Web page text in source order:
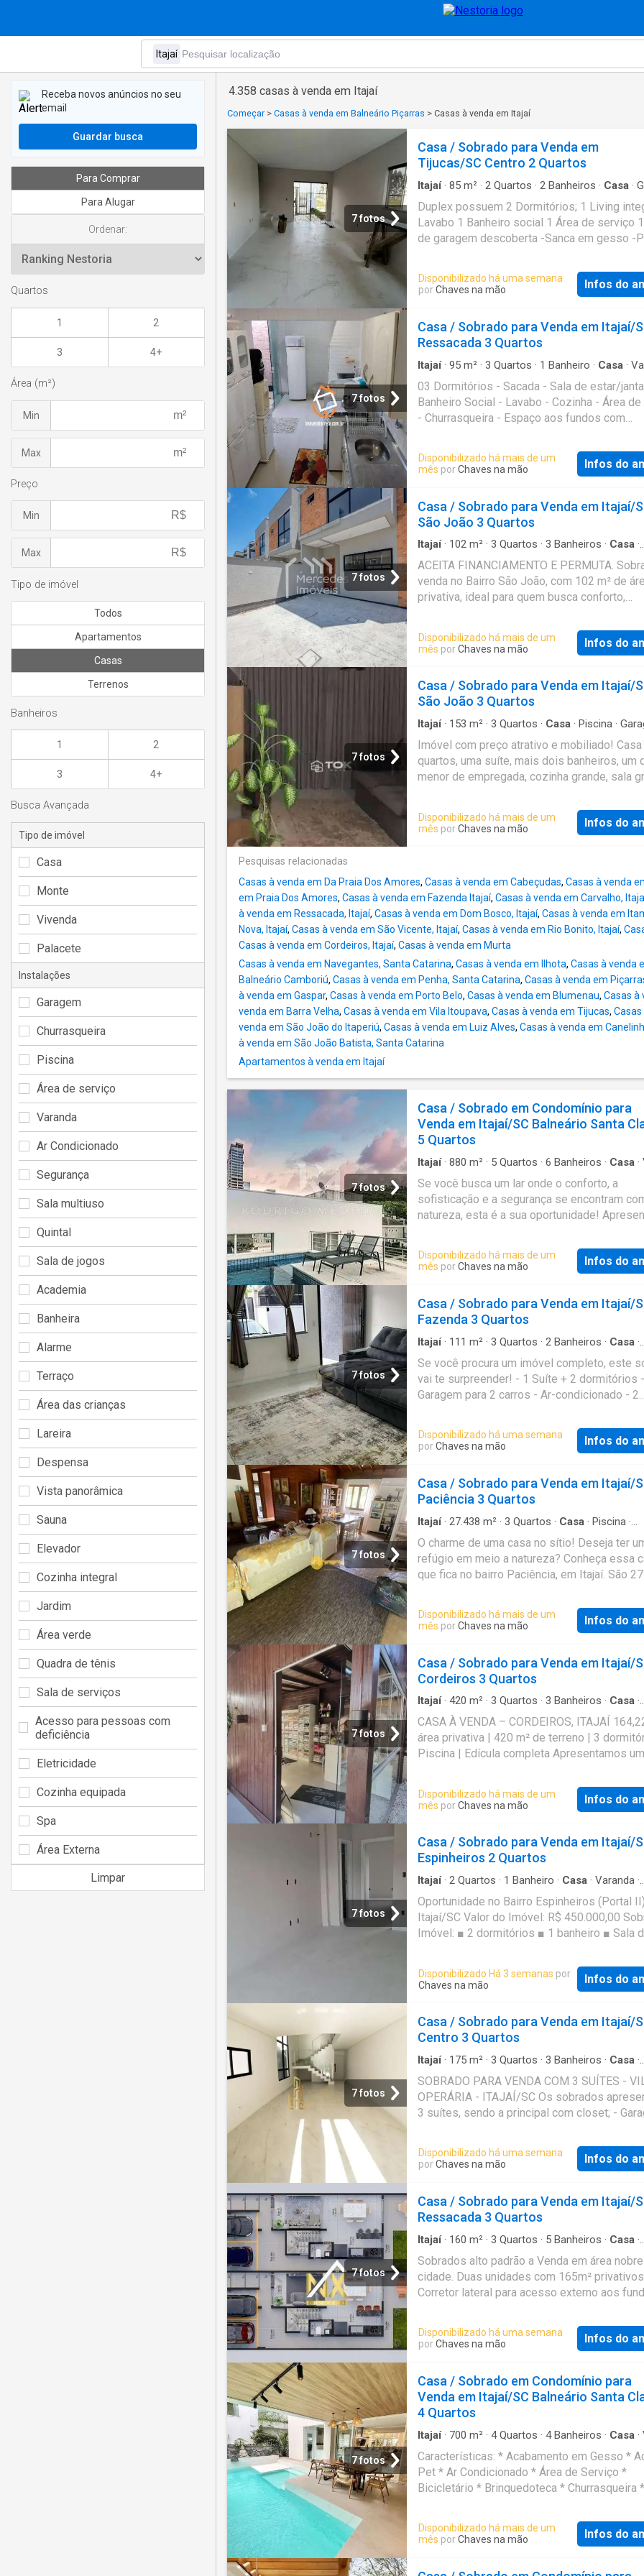
4.358 casas à venda em Itajaí
Começar > Casas à venda em Balneário Piçarras > Casas à venda em Itajaí
7 fotos
Casa / Sobrado para Venda em
Tijucas/SC Centro 2 Quartos
Itajaí · 85 m² · 2 Quartos · 2 Banheiros · Casa ·
Duplex possuem 2 Dormitórios; 1 Living
Lavabo 1 Banheiro social 1 Área de serviço
de garagem descoberta -Sanca em gesso -
laqueadas -Banheiro com revestimento
-Jardim decorado -Laje piso -Nichos no
Infra para Ar condicionado -Portões em
Duplex 2: Reservado Duplex 3: R$469.000,00
4: R$479.000,00 (esquina, fotos do anúncio)
5: Reservado Duplex 6: R$459.000,000 (
do anúncio). Referência: VER195
Disponibilizado há uma semana
porChaves na mão Infos do
7 fotos
Casa / Sobrado para Venda em Itajaí/
Ressacada 3 Quartos
Itajaí · 95 m² · 3 Quartos · 1 Banheiro · Casa ·
03 Dormitórios - Sacada - Sala de estar/
Banheiro Social - Lavabo - Cozinha - Área
- Churrasqueira - Espaço aos fundos com
com pisos em Porcelanato - Ficam no
os móvel sob medida - 01 Vaga de garagem
LOCALIZAÇÃO PRIVILEGIADA - IMÓVEL
IMEDIATO - ENTRE EM CONTATO COM UM
NOSSOS CORRETORES, SOLICITE MAIS
INFORMAÇÕES E AGENDE SUA VISITA.
SO0061
Disponibilizado há mais de um
mês porChaves na mão Infos do
7 fotos
Casa / Sobrado para Venda em Itajaí/
São João 3 Quartos
Itajaí · 102 m² · 3 Quartos · 3 Banheiros · Casa ·
multiuso
ACEITA FINANCIAMENTO E PERMUTA.
venda no Bairro São João, com 102 m² de
privativa, ideal para quem busca conforto,
inferior, conta com amplo living integrado,
lavabo e churrasqueira à carvão conectada ao
momentos em família. No piso superior,
suíte + 2 dormitórios e banheiro social.
de excelente padrão, com porcelanato no
inferior e vinílico no piso superior. Possui
preparação para ar-condicionado e água
Vagas para dois carros. Localizado em região
na parte mais alta do Bairro São João, livre de
famílias que desejam morar em bairro
seguro e próximo ao Centro, sem abrir mão
Padarias Comércio local variado Aproximada
Disponibilizado há mais de um
mês porChaves na mão Infos do
7 fotos
Casa / Sobrado para Venda em Itajaí/
São João 3 Quartos
Itajaí · 153 m² · 3 Quartos · Casa · Piscina ·
Imóvel com preço atrativo e mobiliado! Casa
quartos, uma suíte, mais dois banheiros, um
menor de empregada, cozinha grande, sala
superior com lavanderia separada e área
espaço gourmet com churrasqueira a carvão,
Disponibilizado há mais de um
mês porChaves na mão Infos do
Pesquisas relacionadas
Casas à venda em Da Praia Dos Amores, Casas à venda em Cabeçudas, Casas à venda
em Praia Dos Amores, Casas à venda em Fazenda Itajaí, Casas à venda em Carvalho,
à venda em Ressacada, Itajaí, Casas à venda em Dom Bosco, Itajaí, Casas à venda em
Nova, Itajaí, Casas à venda em São Vicente, Itajaí, Casas à venda em Rio Bonito, Itajaí,
Casas à venda em Cordeiros, Itajaí, Casas à venda em Murta
Casas à venda em Navegantes, Santa Catarina, Casas à venda em Ilhota, Casas à venda
Balneário Camboriú, Casas à venda em Penha, Santa Catarina, Casas à venda em
à venda em Gaspar, Casas à venda em Porto Belo, Casas à venda em Blumenau, Casas à
venda em Barra Velha, Casas à venda em Vila Itoupava, Casas à venda em Tijucas,
venda em São João do Itaperiú, Casas à venda em Luiz Alves, Casas à venda em
à venda em São João Batista, Santa Catarina
Apartamentos à venda em Itajaí
7 fotos
Casa / Sobrado em Condomínio para
Venda em Itajaí/SC Balneário Santa
5 Quartos
Itajaí · 880 m² · 5 Quartos · 6 Banheiros · Casa ·
Elevador
Sala de jogos·Sala multiuso
Se você busca um lar onde o conforto, a
sofisticação e a segurança se encontram
natureza, esta é a sua oportunidade!
situada na cobiçada Praia Brava, um dos
mais preservados e requisitados.
Imóvel: * Área construída: 880 m² *
dormitório * Ambientes: * Sala de estar e
amplas * Espaço gourmet integrado com
Piscina com área para relaxamento *
Vagas de Garagem: 06 vagas * Mobiliada e
decorada com excelente gosto * Área para
(espera instalada) Condomínio: Localizado
área nobre e totalmente planejada, o
família desfrutarem do máximo de conforto
* Área de Lazer Completa: * Piscina semi-
gourmet e churrasqueiras * Sauna e spa *
jogos, boate e cin
Disponibilizado há mais de um
mês porChaves na mão Infos do
7 fotos
Casa / Sobrado para Venda em Itajaí/
Fazenda 3 Quartos
Itajaí · 111 m² · 3 Quartos · 2 Banheiros · Casa ·
Sala multiuso
Se você procura um imóvel completo, este
vai te surpreender! - 1 Suíte + 2 dormitórios -
Garagem para 2 carros - Ar-condicionado - 2
churrasqueira e quintal gramado - Casa
distribuída Um imóvel excelente, pensado
quem valoriza conforto, lazer e qualidade de
se surpreenda! (47) 9 Contato/WhatsApp
imóvel está sujeito a alteração de preço,
de pagamento e disponibilidade, sem aviso
Referência: SO0011
Disponibilizado há uma semana
porChaves na mão Infos do
7 fotos
Casa / Sobrado para Venda em Itajaí/
Paciência 3 Quartos
Itajaí · 27.438 m² · 3 Quartos · Casa · Piscina ·
O charme de uma casa no sítio! Deseja ter
refúgio em meio a natureza? Conheça essa
que fica no bairro Paciência, em Itajaí. São
dormitórios, churrasqueira e piscina. (47) |
contato com nossos corretores e agende
Imobiliária Tradição Referência: CA0136
Disponibilizado há mais de um
mês porChaves na mão Infos do
7 fotos
Casa / Sobrado para Venda em Itajaí/
Cordeiros 3 Quartos
Itajaí · 420 m² · 3 Quartos · 3 Banheiros · Casa ·
Garagem
Sala multiuso
CASA À VENDA – CORDEIROS, ITAJAÍ
área privativa | 420 m² de terreno | 3
Piscina | Edícula completa Apresentamos
conforto, espaço e lazer, localizada no bairro
Cordeiros, em Itajaí — um endereço
excelente distribuição interna, ambientes
uma área de lazer completa, ideal para
valorizam bem-estar e praticidade.
Imóvel 3 dormitórios Sala de estar espaçosa
Cozinha ampla 3 banheiros 4 vagas de
Home office — perfeito para quem trabalha
gourmet com churrasqueira Amplo espaço
Ótimo padrão construtivo Terreno com 420
funcionalidade, aconchego e lazer,
uma experiência de moradia confortável e
Disponibilizado há mais de um
mês porChaves na mão Infos do
7 fotos
Casa / Sobrado para Venda em Itajaí/
Espinheiros 2 Quartos
Itajaí · 2 Quartos · 1 Banheiro · Casa · Varanda ·
Ar Condicionado
Oportunidade no Bairro Espinheiros (Portal
Itajaí/SC Valor do Imóvel: R$ 450.000,00
Imóvel: ■ 2 dormitórios ■ 1 banheiro ■ Sala
porcelanato ■ Sacada com churrasqueira
superior) ■ Infraestrutura para ar-
CRECI 9666J Referência: 366
Disponibilizado Há 3 semanas por
Chaves na mão
Infos do
7 fotos
Casa / Sobrado para Venda em Itajaí/
Centro 3 Quartos
Itajaí · 175 m² · 3 Quartos · 3 Banheiros · Casa ·
Ar
SOBRADO PARA VENDA COM 3 SUÍTES -
OPERÁRIA - ITAJAÍ/SC Os sobrados
3 suítes, sendo a principal com closet; -
Cozinha integrada com a lavanderia; -
para ar condicionado Split (nos quartos e na
Infra para água quente e fria; - Área de
sala/cozinha; - Piso vinílico na área íntima; -
- Fire pit; - Fino acabamento; R$ 1.900.000,00
INCORPORAÇÃO: R.2/78.657 PREVISÃO DE
ENTREGA: Junho de 2026 Agende sua visita
dos nossos corretores. Contato: (47) / (47) 9.
Referência: CA00438
Disponibilizado há uma semana
porChaves na mão Infos do
7 fotos
Casa / Sobrado para Venda em Itajaí/
Ressacada 3 Quartos
Itajaí · 160 m² · 3 Quartos · 5 Banheiros · Casa ·
Sobrados alto padrão a Venda em área
cidade. Duas unidades com 165m² privativos.
Corretor lateral para acesso externo aos
Area de festas com churrasqueira e lavabo.
vagas de garagens laterais. Infra pra água
ar condicionados. Piso porcelanato em
Venda: R$ 1.600.000,00. Aceitamos
bancário mediante aprovação de crédito.
contato e agende sua visita 47 1 X 29-01-26
Referência: SO0035
Disponibilizado há uma semana
porChaves na mão Infos do
7 fotos
Casa / Sobrado em Condomínio para
Venda em Itajaí/SC Balneário Santa
4 Quartos
Itajaí · 700 m² · 4Quartos · 4Banheiros · Casa ·
Churrasqueira·Ar Condicionado ·Área de
Área das crianças·Sala de jogos·Alarme
Características: * Acabamento em Gesso *
Pet * Ar Condicionado * Área de Serviço *
Bicicletário * Brinquedoteca * Churrasqueira *
Fitness * Espaço Gourmet * Estar Íntimo *
Fechadura Eletrônica * Hidromassagem *
Office * Infra para Ar Split * Internet / WiFi *
Disponibilizado há mais de um
mês porChaves na mão Infos do
Receba novos anúncios no seu
email
Guardar busca
Para Comprar
Para Alugar
Ordenar:
Quartos
1 2
3 4+
Área (m²)
Min
Max
Preço
Min
Max
Tipo de imóvel
Todos
Apartamentos
Casas
Terrenos
Banheiros
1 2
3 4+
Busca Avançada
Tipo de imóvel
Casa
Monte
Vivenda
Palacete
Instalações
Garagem
Churrasqueira
Piscina
Área de serviço
Varanda
Ar Condicionado
Segurança
Sala multiuso
Quintal
Sala de jogos
Academia
Banheira
Alarme
Terraço
Área das crianças
Lareira
Despensa
Vista panorâmica
Sauna
Elevador
Cozinha integral
Jardim
Área verde
Quadra de tênis
Sala de serviços
Acesso para pessoas com
deficiência
Eletricidade
Cozinha equipada
Spa
Área Externa
Limpar